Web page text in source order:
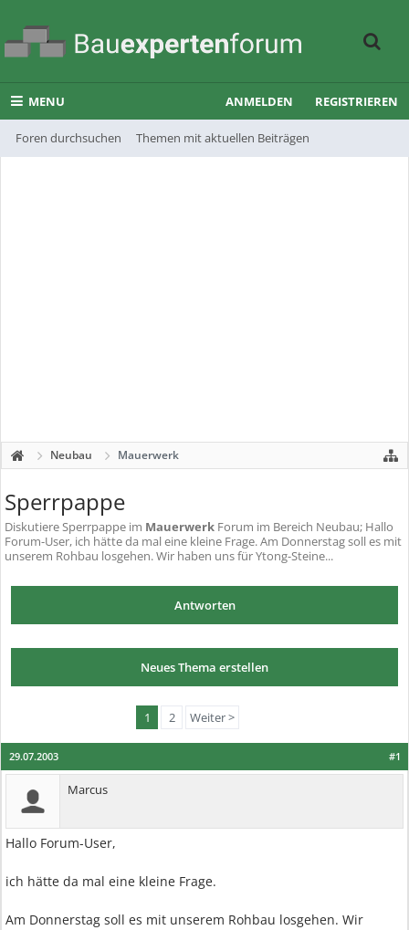
MENU
Foren durchsuchen Themen mit aktuellen Beiträgen
ANMELDEN REGISTRIEREN
Neubau Mauerwerk
Sperrpappe
DiskutiereSperrpappe im Mauerwerk Forum im Bereich Neubau; Hallo
Forum-User, ich hätte da mal eine kleine Frage. Am Donnerstag soll es mit
unserem Rohbau losgehen. Wir haben uns für Ytong-Steine...
Antworten
Neues Thema erstellen
1 2 Weiter >
#1
29.07.2003
Marcus
Hallo Forum-User,
ich hätte da mal eine kleine Frage.
Am Donnerstag soll es mit unserem Rohbau losgehen. Wir